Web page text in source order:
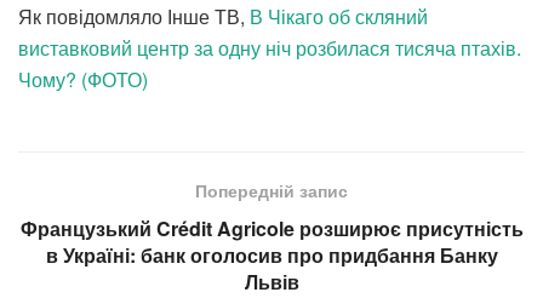
Як повідомляло Інше ТВ, В Чікаго об скляний
виставковий центр за одну ніч розбилася тисяча птахів.
Чому? (ФОТО)
Попередній запис
Французький Crédit Agricole розширює присутність
в Україні: банк оголосив про придбання Банку
Львів